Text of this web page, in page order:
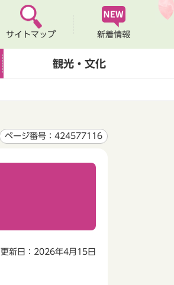
サイトマップ 新着情報
観光・文化
ページ番号：424577116
更新日：2026年4月15日